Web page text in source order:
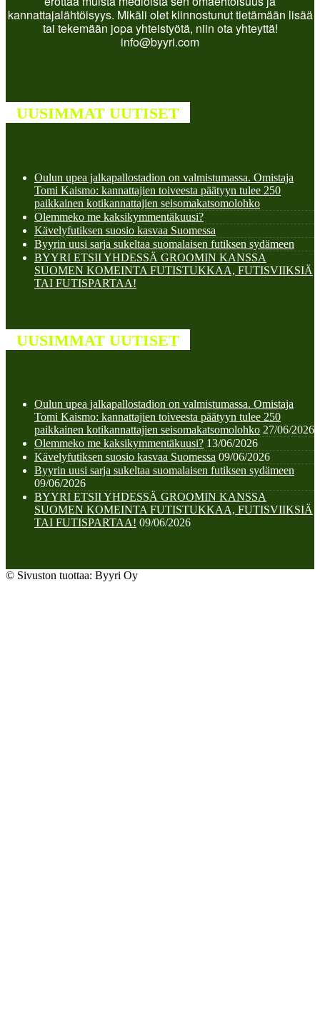
kannattajalähtöisyys. Mikäli olet kiinnostunut tietämään lisää
tai tekemään jopa yhteistyötä, niin ota yhteyttä!
info@byyri.com
UUSIMMAT UUTISET
Oulun upea jalkapallostadion on valmistumassa. Omistaja
Tomi Kaismo: kannattajien toiveesta päätyyn tulee 250
paikkainen kotikannattajien seisomakatsomolohko
Olemmeko me kaksikymmentäkuusi?
Kävelyfutiksen suosio kasvaa Suomessa
Byyrin uusi sarja sukeltaa suomalaisen futiksen sydämeen
BYYRI ETSII YHDESSÄ GROOMIN KANSSA
SUOMEN KOMEINTA FUTISTUKKAA, FUTISVIIKSIÄ
TAI FUTISPARTAA!
UUSIMMAT UUTISET
Oulun upea jalkapallostadion on valmistumassa. Omistaja
Tomi Kaismo: kannattajien toiveesta päätyyn tulee 250
paikkainen kotikannattajien seisomakatsomolohko 27/06/2026
Olemmeko me kaksikymmentäkuusi? 13/06/2026
Kävelyfutiksen suosio kasvaa Suomessa 09/06/2026
Byyrin uusi sarja sukeltaa suomalaisen futiksen sydämeen
09/06/2026
BYYRI ETSII YHDESSÄ GROOMIN KANSSA
SUOMEN KOMEINTA FUTISTUKKAA, FUTISVIIKSIÄ
TAI FUTISPARTAA! 09/06/2026
© Sivuston tuottaa: Byyri Oy